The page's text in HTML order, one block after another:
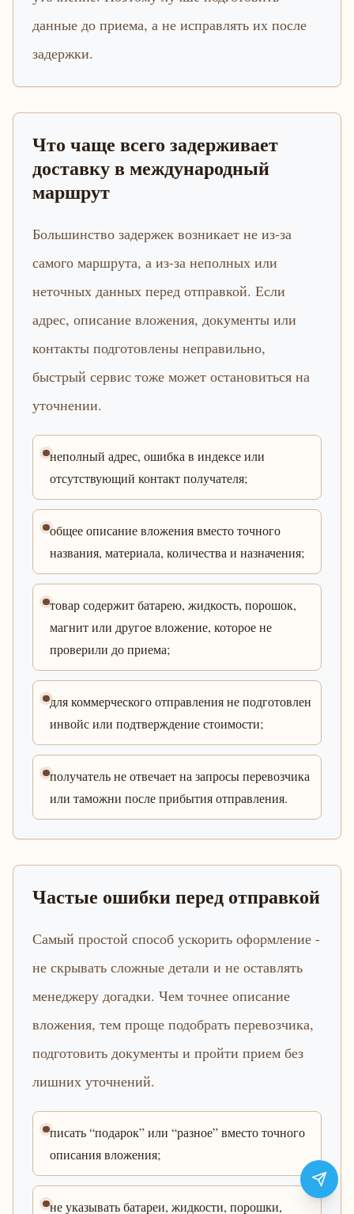
данные до приема, а не исправлять их после
задержки.
Что чаще всего задерживает
доставку в международный
маршрут
Большинство задержек возникает не из-за
самого маршрута, а из-за неполных или
неточных данных перед отправкой. Если
адрес, описание вложения, документы или
контакты подготовлены неправильно,
быстрый сервис тоже может остановиться на
уточнении.
неполный адрес, ошибка в индексе или
отсутствующий контакт получателя;
общее описание вложения вместо точного
названия, материала, количества и назначения;
товар содержит батарею, жидкость, порошок,
магнит или другое вложение, которое не
проверили до приема;
для коммерческого отправления не подготовлен
инвойс или подтверждение стоимости;
получатель не отвечает на запросы перевозчика
или таможни после прибытия отправления.
Частые ошибки перед отправкой
Самый простой способ ускорить оформление -
не скрывать сложные детали и не оставлять
менеджеру догадки. Чем точнее описание
вложения, тем проще подобрать перевозчика,
подготовить документы и пройти прием без
лишних уточнений.
писать “подарок” или “разное” вместо точного
описания вложения;
не указывать батареи, жидкости, порошки,